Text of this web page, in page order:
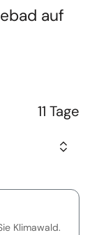
auf
11 Tage
Klimawald.